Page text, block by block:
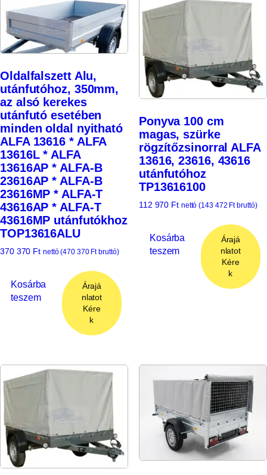
Oldalfalszett Alu,
utánfutóhoz, 350mm,
az alsó kerekes
utánfutó esetében
minden oldal nyitható
ALFA 13616 * ALFA
13616L * ALFA
13616AP * ALFA-B
23616AP * ALFA-B
23616MP * ALFA-T
43616AP * ALFA-T
43616MP utánfutókhoz
TOP13616ALU
370 370 Ft nettó (470 370 Ftbruttó)
Kosárba
teszem
Árajá
nlatot
Kére
k
Ponyva 100 cm
magas, szürke
rögzítőzsinorral ALFA
13616, 23616, 43616
utánfutóhoz
TP13616100
112 970 Ft nettó (143 472 Ftbruttó)
Kosárba
teszem
Árajá
nlatot
Kére
k